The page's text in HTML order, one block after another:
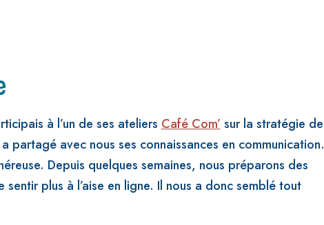
à l’un de ses ateliers Café Com’ sur la stratégie de
avec nous ses connaissances en communication.
Depuis quelques semaines, nous préparons des
plus à l’aise en ligne. Il nous a donc semblé tout